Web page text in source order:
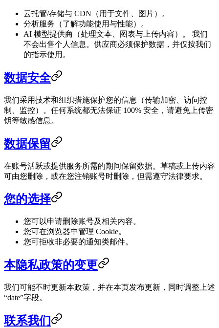
云托管/存储与 CDN（用于文件、图片）。
分析服务（了解功能使用与性能）。
AI 模型提供商（处理文本、图表与上传内容）。 我们
不会出售个人信息。供应商必须保护数据，并仅按我们
的指示使用。
数据安全
我们采用技术和组织措施保护您的信息（传输加密、访问控
制、监控）。任何系统都无法保证 100% 安全，请避免上传密
钥等敏感信息。
数据保留
在账号活跃或提供服务所需的期间保留数据。草稿或上传内容
可由您删除，或在您注销账号时删除，但需遵守法律要求。
您的选择
您可以申请删除账号及相关内容。
您可在浏览器中管理 Cookie。
您可拒收非必要的通知类邮件。
本隐私政策的变更
我们可能不时更新本政策，并在本页发布更新，同时调整上述
“date”字段。
联系我们